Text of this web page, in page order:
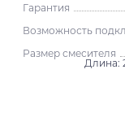
Гарантия
Возможность
Размер смесителя
Длина: